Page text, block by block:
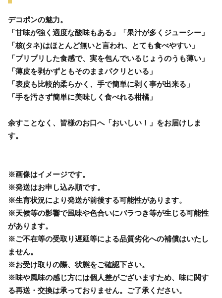
デコポンの魅力。
「甘味が強く適度な酸味もある」「果汁が多くジューシー」
「核(タネ)はほとんど無いと言われ、とても食べやすい」
「プリプリした食感で、実を包んでいるじょうのうも薄い」
「薄皮を剥かずともそのままパクリといる」
「表皮も比較的柔らかく、手で簡単に剥く事が出来る」
「手を汚さず簡単に美味しく食べれる柑橘」
余すことなく、皆様のお口へ「おいしい！」をお届けしま
す。
※画像はイメージです。
※発送はお申し込み順です。
※生育状況により発送が前後する可能性があります。
※天候等の影響で風味や色合いにバラつき等が生じる可能性
があります。
※ご不在等の受取り遅延等による品質劣化への補償はいたし
ません。
※お受け取りの際、状態をご確認下さい。
※味や風味の感じ方には個人差がございますため、味に関す
る再送・交換は承っておりません。ご了承ください。